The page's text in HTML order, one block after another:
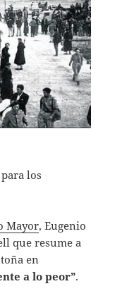
los
Mayor, Eugenio
que resume a
en
a lo peor”.